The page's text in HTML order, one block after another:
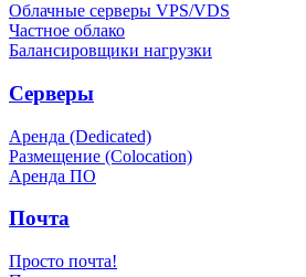
Облачные серверы VPS/VDS
Частное облако
Балансировщики нагрузки
Серверы
Аренда (Dedicated)
Размещение (Colocation)
Аренда ПО
Почта
Просто почта!